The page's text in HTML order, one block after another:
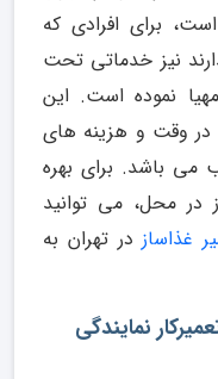
برای افرادی که
نیز خدماتی تحت
مهیا نموده است. این
در وقت و هزینه های
می باشد. برای بهره
در محل، می توانید
غذاسازدر تهران به
نمایندگی